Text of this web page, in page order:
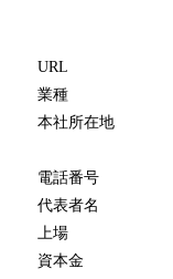
URL
業種
本社所在地
電話番号
代表者名
上場
資本金